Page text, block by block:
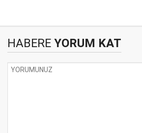
HABERE YORUM KAT